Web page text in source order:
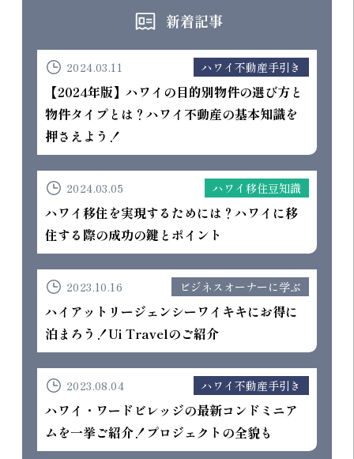
新着記事
2024.03.11 ハワイ不動産手引き
【2024年版】ハワイの目的別物件の選び方と
物件タイプとは？ハワイ不動産の基本知識を
押さえよう！
2024.03.05 ハワイ移住豆知識
ハワイ移住を実現するためには？ハワイに移
住する際の成功の鍵とポイント
2023.10.16 ビジネスオーナーに学ぶ
ハイアットリージェンシーワイキキにお得に
泊まろう！Ui Travelのご紹介
2023.08.04 ハワイ不動産手引き
ハワイ・ワードビレッジの最新コンドミニア
ムを一挙ご紹介！プロジェクトの全貌も